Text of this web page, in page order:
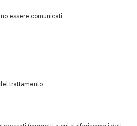
essere comunicati:
trattamento.